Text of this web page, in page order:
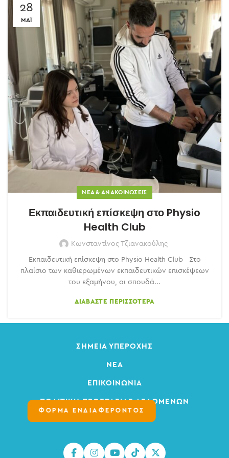
ΦΟΡΜΑ ΕΝΔΙΑΦΕΡΟΝΤΟΣ
28
ΜΆΙ
ΝΈΑ & ΑΝΑΚΟΙΝΏΣΕΙΣ
Εκπαιδευτική επίσκεψη στο Physio
Health Club
Κωνσταντίνος Τζιανακούλης
Εκπαιδευτική επίσκεψη στο Physio Health Club Στο
πλαίσιο των καθιερωμένων εκπαιδευτικών επισκέψεων
του εξαμήνου, οι σπουδά...
ΔΙΑΒΆΣΤΕ ΠΕΡΙΣΣΌΤΕΡΑ
ΣΗΜΕΊΑ ΥΠΕΡΟΧΉΣ
ΝΈΑ
ΕΠΙΚΟΙΝΩΝΊΑ
ΠΟΛΙΤΙΚΉ ΠΡΟΣΤΑΣΊΑΣ ΔΕΔΟΜΈΝΩΝ